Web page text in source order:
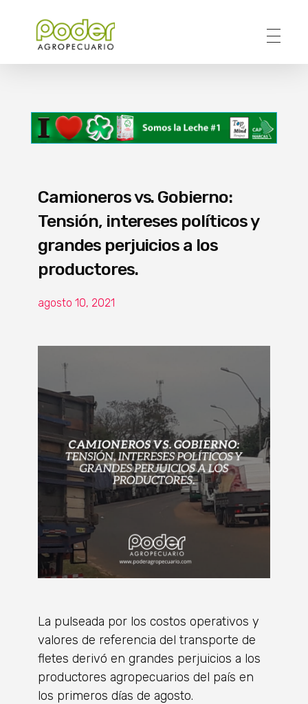
Camioneros vs. Gobierno:
Tensión, intereses políticos y
grandes perjuicios a los
productores.
agosto 10, 2021
La pulseada por los costos operativos y
valores de referencia del transporte de
fletes derivó en grandes perjuicios a los
productores agropecuarios del país en
los primeros días de agosto.